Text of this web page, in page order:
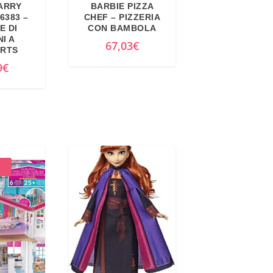
–
DI
A
€
BARBIE PIZZA
CHEF – PIZZERIA
CON BAMBOLA
67,03€